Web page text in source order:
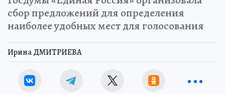
сбор предложений для определения
наиболее удобных мест для голосования
Ирина ДМИТРИЕВА